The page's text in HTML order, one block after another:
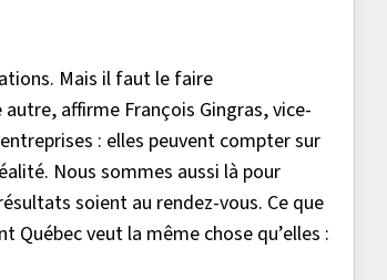
Mais il faut le faire
affirme François Gingras, vice-
: elles peuvent compter sur
Nous sommes aussi là pour
soient au rendez-vous. Ce que
Québec veut la même chose qu’elles :